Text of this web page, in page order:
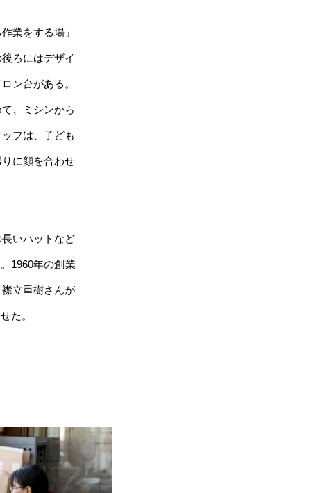
業をする場」
ろにはデザイ
ン台がある。
、ミシンから
フは、子ども
に顔を合わせ
いハットなど
1960年の創業
立重樹さんが
た。